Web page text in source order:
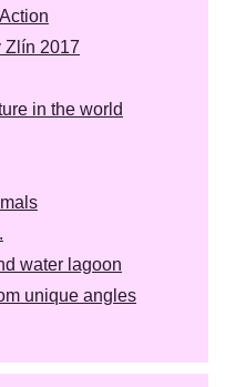
Zlín 2017
in the world
water lagoon
unique angles